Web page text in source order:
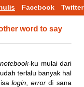
Facebook Twitter
word to say
notebook-ku mulai dari
terlalu banyak hal
login errordi sana